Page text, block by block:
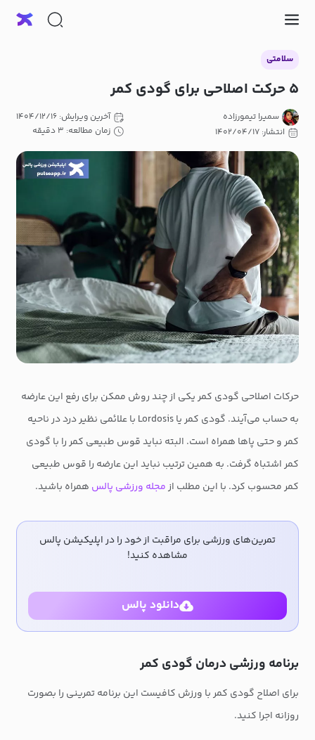
سلامتی
۵ حرکت اصلاحی برای گودی کمر
سمیرا تیمورزاده
انتشار: ۱۴۰۲/۰۴/۱۷
آخرین ویرایش: ۱۴۰۴/۱۲/۱۶
زمان مطالعه: ۳ دقیقه
حرکات اصلاحی گودی کمر یکی از چند روش ممکن برای رفع این عارضه
به حساب می‌آیند. گودی کمر یا Lordosis با علائمی نظیر درد در ناحیه
کمر و حتی پاها همراه است. البته نباید قوس طبیعی کمر را با گودی
کمر اشتباه گرفت. به همین ترتیب نباید این عارضه را قوس طبیعی
کمر محسوب کرد. با این مطلب ازمجله ورزشی پالس همراه باشید.
تمرین‌های ورزشی برای مراقبت از خود را در اپلیکیشن پالس
مشاهده کنید!
دانلود پالس
برنامه ورزشی درمان گودی کمر
برای اصلاح گودی کمر با ورزش کافیست این برنامه تمرینی را بصورت
روزانه اجرا کنید.